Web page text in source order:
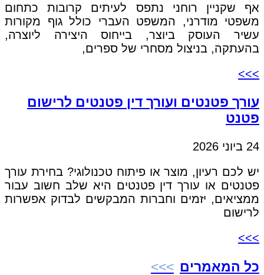
אף שקניין רוחני נתפס לעיתים קרובות כתחום
משפטי מודרני, המשפט העברי כולל גוף מקורות
עשיר העוסק ביוצר, בייחוס היצירה ליוצרה,
בהעתקה, בניצול מסחרי של ספרים,
>>>
עורך פטנטים ועורך דין פטנטים לרישום
פטנט
24 ביוני 2026
יש לכם רעיון, מוצר או פיתוח טכנולוגי? בחירת עורך
פטנטים או עורך דין פטנטים היא שלב חשוב עבור
ממציאים, יזמים וחברות המבקשים לבדוק אפשרות
לרישום
>>>
כל המאמרים